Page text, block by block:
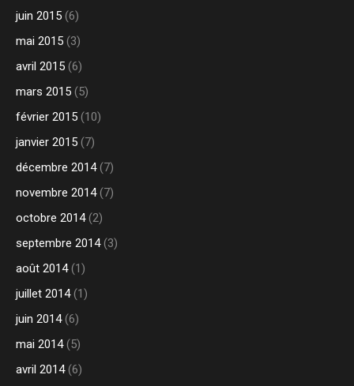
juin 2015 (6)
mai 2015 (3)
avril 2015 (6)
mars 2015 (5)
février 2015 (10)
janvier 2015 (7)
décembre 2014(7)
novembre 2014(7)
octobre 2014(2)
septembre 2014(3)
août 2014(1)
juillet 2014(1)
juin 2014(6)
mai 2014(5)
avril 2014(6)